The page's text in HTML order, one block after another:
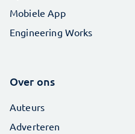
Mobiele App
Engineering Works
Over ons
Auteurs
Adverteren